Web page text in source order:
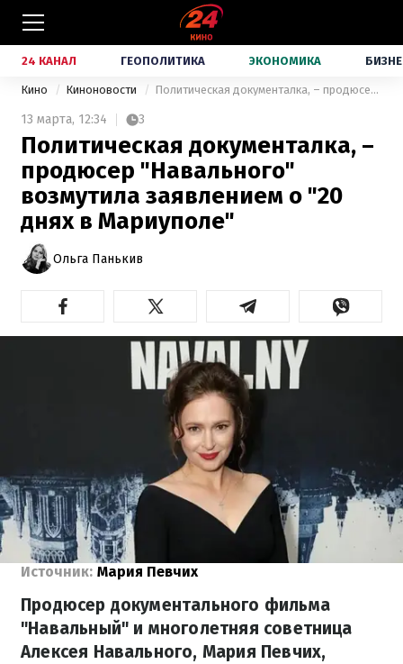
24 КАНАЛ ГЕОПОЛИТИКА ЭКОНОМИКА
Кино Киноновости Политическая документалка, – продюсер "Навального" возмутила заявлением о "20 днях в Мариуполе"
13 марта, 12:34 3
Политическая документалка, –
продюсер "Навального"
возмутила заявлением о "20
днях в Мариуполе"
Ольга Панькив
Источник: Мария Певчих
Продюсер документального фильма
"Навальный" и многолетняя советница
Алексея Навального, Мария Певчих,